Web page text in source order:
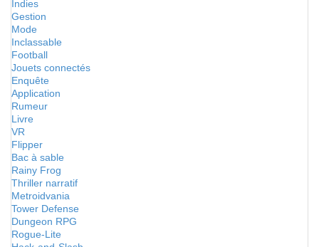
Indies
Gestion
Mode
Inclassable
Football
Jouets connectés
Enquête
Application
Rumeur
Livre
VR
Flipper
Bac à sable
Rainy Frog
Thriller narratif
Metroidvania
Tower Defense
Dungeon RPG
Rogue-Lite